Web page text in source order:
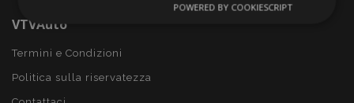
VTVAuto
Termini e Condizioni
Politica sulla riservatezza
Performance
POWERED BY COOKIESCRIPT